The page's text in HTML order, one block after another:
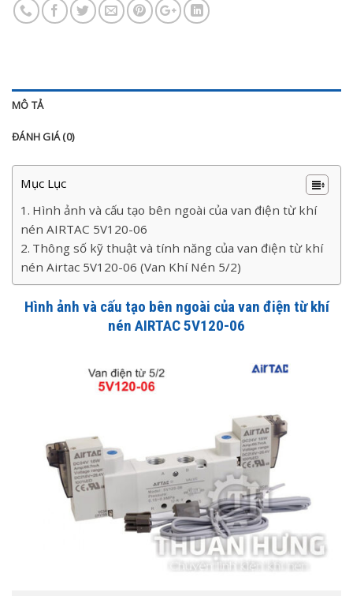
MÔ TẢ
ĐÁNH GIÁ (0)
Mục Lục
Hình ảnh và cấu tạo bên ngoài của van điện từ khí
nén AIRTAC 5V120-06
Thông số kỹ thuật và tính năng của van điện từ khí
nén Airtac 5V120-06 (Van Khí Nén 5/2)
Hình ảnh và cấu tạo bên ngoài của van điện từ khí
nén AIRTAC 5V120-06